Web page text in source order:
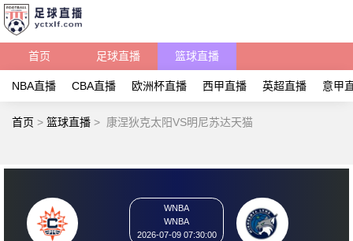
首页 足球直播 篮球直播
NBA直播 CBA直播 欧洲杯直播 西甲直播 英超直播 意甲
首页 > 篮球直播 > 康涅狄克太阳VS明尼苏达天猫